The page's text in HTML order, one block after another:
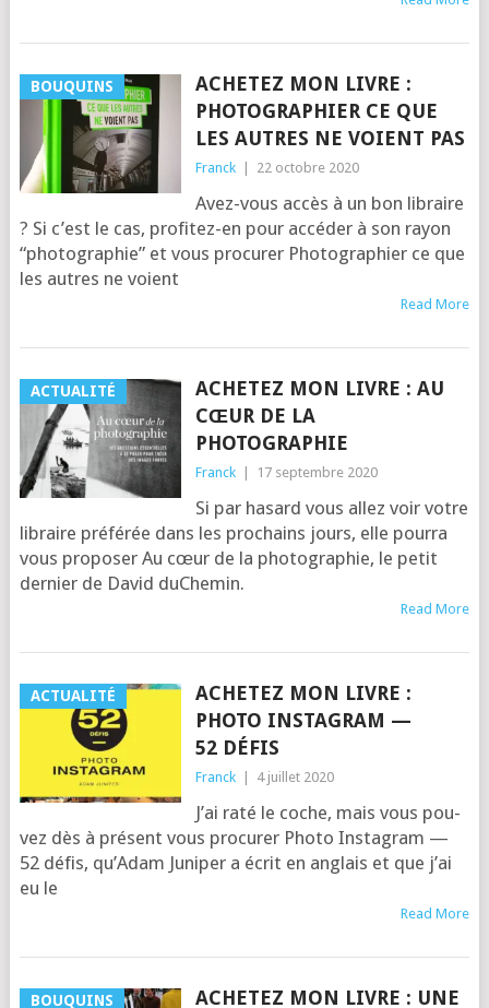
BOUQUINS
ACHETEZ MON LIVRE :
PHOTOGRAPHIER CE QUE
LES AUTRES NE VOIENT PAS
Franck 22 octobre 2020
Avez-vous accès à un bon libraire
? Si c’est le cas, pro­fi­tez-en pour accé­der à son rayon
“pho­to­gra­phie” et vous pro­cu­rer Pho­to­gra­phier ce que
les autres ne voient
Read More
ACTUALITÉ
ACHETEZ MON LIVRE : AU
CŒUR DE LA
PHOTOGRAPHIE
Franck 17 septembre 2020
Si par hasard vous allez voir votre
libraire pré­fé­rée dans les pro­chains jours, elle pour­ra
vous pro­po­ser Au cœur de la pho­to­gra­phie, le petit
der­nier de David duChe­min.
Read More
ACTUALITÉ
ACHETEZ MON LIVRE :
PHOTO INSTAGRAM —
52 DÉFIS
Franck 4 juillet 2020
J’ai raté le coche, mais vous pou­
vez dès à pré­sent vous pro­cu­rer Pho­to Ins­ta­gram —
52 défis, qu’A­dam Juni­per a écrit en anglais et que j’ai
eu le
Read More
BOUQUINS
ACHETEZ MON LIVRE : UNE